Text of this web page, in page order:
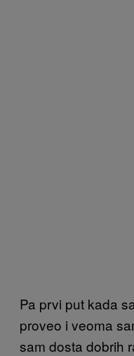
Pa prvi put kada
proveo i veoma
sam dosta dobrih